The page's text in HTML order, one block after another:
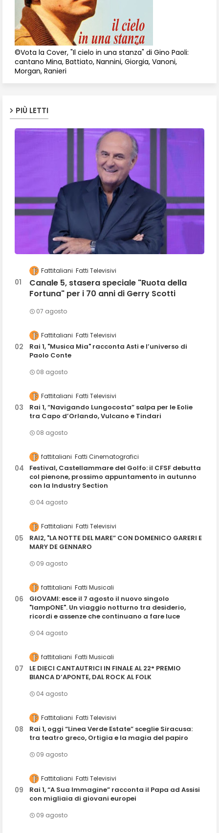
©Vota la Cover, "Il cielo in una stanza" di Gino Paoli:
cantano Mina, Battiato, Nannini, Giorgia, Vanoni,
Morgan, Ranieri
PIÙ LETTI
Fattitaliani Fatti Televisivi
Canale 5, stasera speciale "Ruota della
Fortuna" per i 70 anni di Gerry Scotti
07 agosto
Fattitaliani Fatti Televisivi
Rai 1, "Musica Mia" racconta Asti e l’universo di
Paolo Conte
08 agosto
Fattitaliani Fatti Televisivi
Rai 1, “Navigando Lungocosta” salpa per le Eolie
tra Capo d’Orlando, Vulcano e Tindari
08 agosto
fattitaliani Fatti Cinematografici
Festival, Castellammare del Golfo: il CFSF debutta
col pienone, prossimo appuntamento in autunno
con la Industry Section
04 agosto
Fattitaliani Fatti Televisivi
RAI2, "LA NOTTE DEL MARE” CON DOMENICO GARERI E
MARY DE GENNARO
09 agosto
fattitaliani Fatti Musicali
GIOVAMI: esce il 7 agosto il nuovo singolo
"lampONE". Un viaggio notturno tra desiderio,
ricordi e assenze che continuano a fare luce
04 agosto
fattitaliani Fatti Musicali
LE DIECI CANTAUTRICI IN FINALE AL 22° PREMIO
BIANCA D’APONTE, DAL ROCK AL FOLK
04 agosto
Fattitaliani Fatti Televisivi
Rai 1, oggi “Linea Verde Estate” sceglie Siracusa:
tra teatro greco, Ortigia e la magia del papiro
09 agosto
Fattitaliani Fatti Televisivi
Rai 1, “A Sua Immagine” racconta il Papa ad Assisi
con migliaia di giovani europei
09 agosto